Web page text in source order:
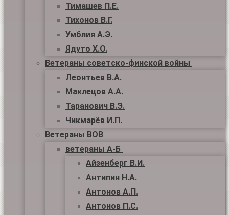
Тимашев П.Е.
Тихонов В.Г.
Умблия А.Э.
Ядуто Х.О.
Ветераны советско-финской войны
Леонтьев В.А.
Маклецов А.А.
Таранович В.Э.
Чикмарёв И.П.
Ветераны ВОВ
ветераны А-Б
Айзенберг В.И.
Антипин Н.А.
Антонов А.П.
Антонов П.С.